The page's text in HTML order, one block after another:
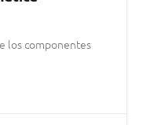
los componentes